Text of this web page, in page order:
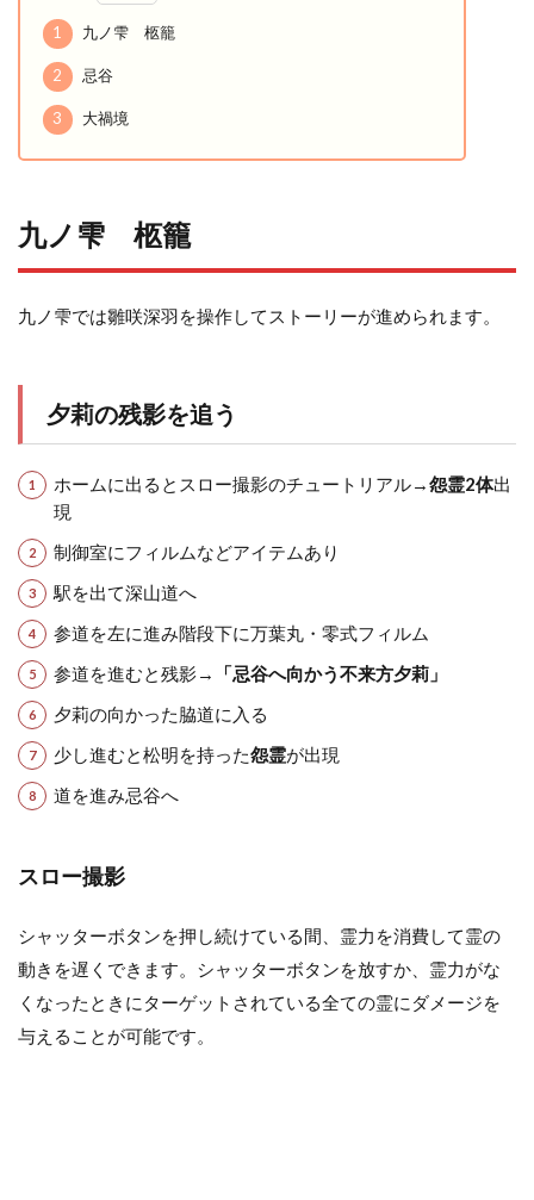
1 九ノ雫 柩籠
2 忌谷
3 大禍境
九ノ雫 柩籠
九ノ雫では雛咲深羽を操作してストーリーが進められます。
夕莉の残影を追う
ホームに出るとスロー撮影のチュートリアル→怨霊2体出
現
制御室にフィルムなどアイテムあり
駅を出て深山道へ
参道を左に進み階段下に万葉丸・零式フィルム
参道を進むと残影→
「忌谷へ向かう不来方夕莉」
夕莉の向かった脇道に入る
少し進むと松明を持った怨霊が出現
道を進み忌谷へ
スロー撮影
シャッターボタンを押し続けている間、霊力を消費して霊の
動きを遅くできます。シャッターボタンを放すか、霊力がな
くなったときにターゲットされている全ての霊にダメージを
与えることが可能です。